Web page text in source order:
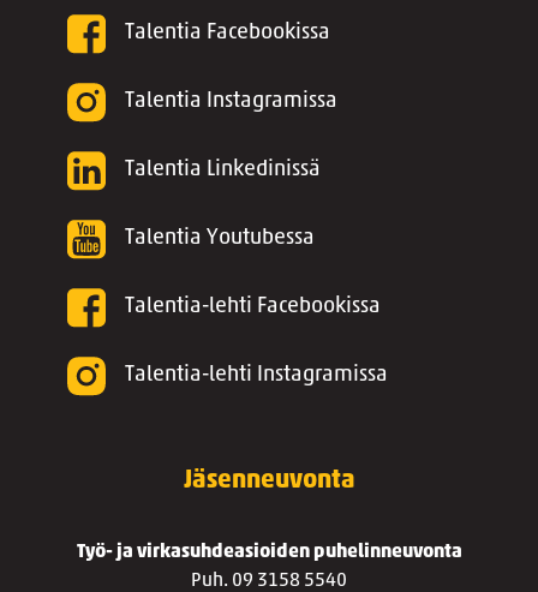
Talentia Facebookissa
Talentia Instagramissa
Talentia Linkedinissä
Talentia Youtubessa
Talentia-lehti Facebookissa
Talentia-lehti Instagramissa
Jäsenneuvonta
Työ- ja virkasuhdeasioiden puhelinneuvonta
Puh. 09 3158 5540